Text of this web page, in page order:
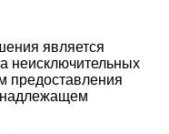
является
неисключительных
предоставления